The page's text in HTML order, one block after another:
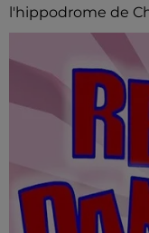
l'hippodrome de